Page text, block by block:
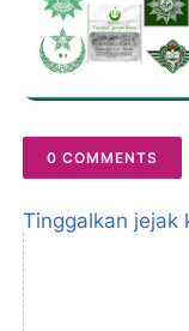
0 COMMENTS
Tinggalkan jejak